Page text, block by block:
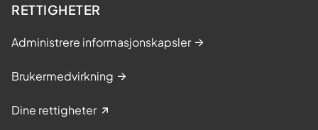
RETTIGHETER
Administrere informasjonskapsler
Brukermedvirkning
Dine rettigheter